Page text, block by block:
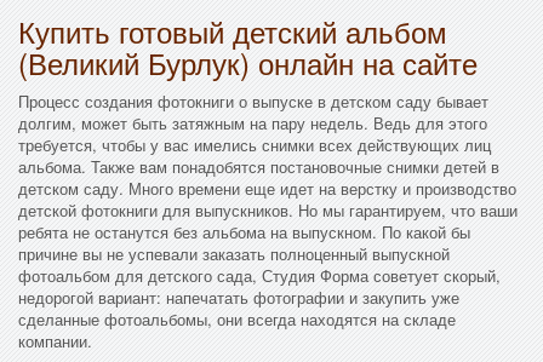
Купить готовый детский альбом
(Великий Бурлук) онлайн на сайте
Процесс создания фотокниги о выпуске в детском саду бывает
долгим, может быть затяжным на пару недель. Ведь для этого
требуется, чтобы у вас имелись снимки всех действующих лиц
альбома. Также вам понадобятся постановочные снимки детей в
детском саду. Много времени еще идет на верстку и производство
детской фотокниги для выпускников. Но мы гарантируем, что ваши
ребята не останутся без альбома на выпускном. По какой бы
причине вы не успевали заказать полноценный выпускной
фотоальбом для детского сада, Студия Форма советует скорый,
недорогой вариант: напечатать фотографии и закупить уже
сделанные фотоальбомы, они всегда находятся на складе
компании.